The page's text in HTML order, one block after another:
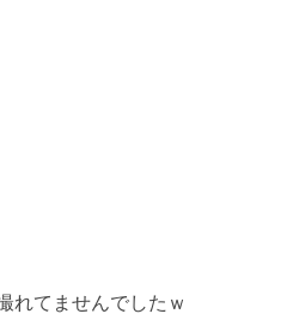
れてませんでしたｗ